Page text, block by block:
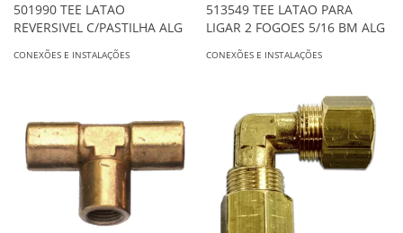
501990 TEE LATAO
REVERSIVEL C/PASTILHA ALG
CONEXÕES E INSTALAÇÕES
513549 TEE LATAO PARA
LIGAR 2 FOGOES 5/16 BM ALG
CONEXÕES E INSTALAÇÕES